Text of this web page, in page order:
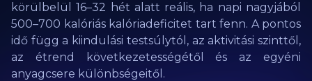
körülbelül 16–32 hét alatt reális, ha napi nagyjából
500–700 kalóriás kalóriadeficitet tart fenn. A pontos
idő függ a kiindulási testsúlytól, az aktivitási szinttől,
az étrend következetességétől és az egyéni
anyagcsere különbségeitől.